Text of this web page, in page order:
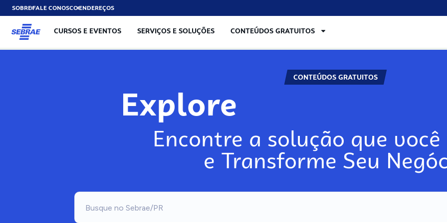
SOBREFALE CONOSCOENDEREÇOS
CURSOS E EVENTOS SERVIÇOS E SOLUÇÕES CONTEÚDOS GRATUITOS
CONTEÚDOS GRATUITOS
Explore
Encontre a solução que você
e Transforme Seu